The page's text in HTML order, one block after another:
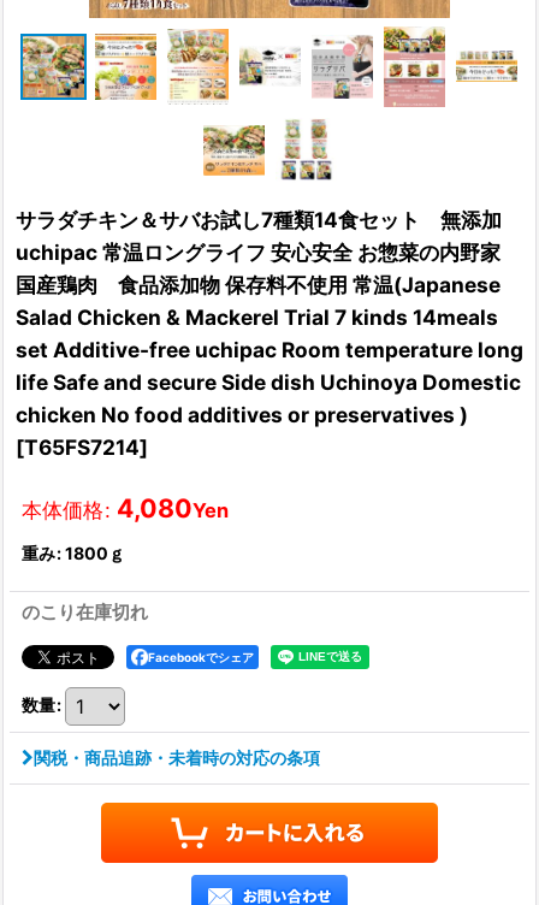
サラダチキン＆サバお試し7種類14食セット 無添加
uchipac 常温ロングライフ 安心安全 お惣菜の内野家
国産鶏肉 食品添加物 保存料不使用 常温(Japanese
Salad Chicken & Mackerel Trial 7 kinds 14meals
set Additive-free uchipac Room temperature long
life Safe and secure Side dish Uchinoya Domestic
chicken No food additives or preservatives )
[T65FS7214]
本体価格: 4,080Yen
重み:1800ｇ
のこり在庫切れ
Facebookでシェア
数量:
関税・商品追跡・未着時の対応の条項